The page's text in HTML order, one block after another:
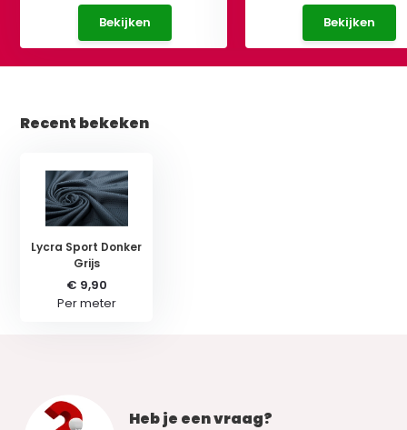
Bekijken Bekijken
Recent bekeken
Lycra Sport Donker
Grijs
€ 9,90
Per meter
Heb je een vraag?